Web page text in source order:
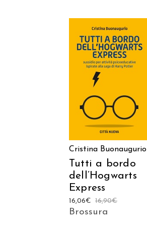
AGGIUNGI AL
CARRELLO
Cristina Buonaugurio
Tutti a bordo
dell’Hogwarts
Express
16,90€
16,06€
Brossura